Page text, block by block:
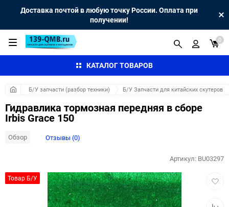
Доставка почтой в любую точку России. Оплата при
получении!
КАТАЛОГ ТОВАРОВ
0
Б/У запчасти (разбор техники) Б/У Запчасти для китайских скутеров
Гидравлика тормозная передняя в сборе
Irbis Grace 150
Обзор Отзывы (0)
Товар Б/У
Артикул: BU03297